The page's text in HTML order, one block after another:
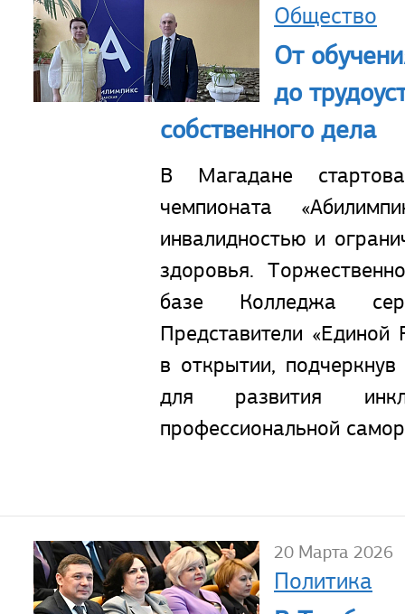
Общество
От
до
собственного дела
В Магадане
чемпионата
инвалидностью и
здоровья.
базе Колледжа
Представители «Единой
в открытии,
для развития
профессиональной
20 Марта 2026
Политика